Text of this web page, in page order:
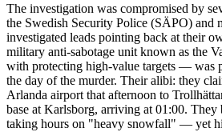
The investigation was compromised by
the Swedish Security Police (SÄPO) and
investigated leads pointing back at their
military anti-sabotage unit known as the
with protecting high-value targets — was
the day of the murder. Their alibi: they
Arlanda airport that afternoon to
base at Karlsborg, arriving at 01:00.
taking hours on "heavy snowfall" — yet